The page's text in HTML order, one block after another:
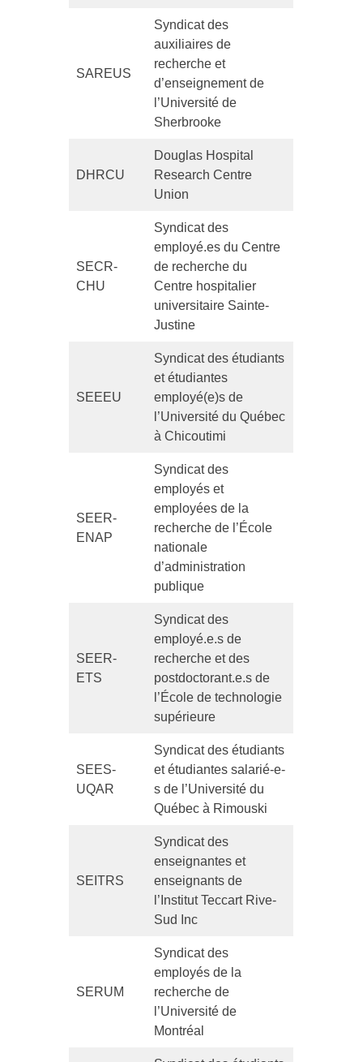
SAREUS
Syndicat des
auxiliaires de
recherche et
d’enseignement de
l’Université de
Sherbrooke
DHRCU
Douglas Hospital
Research Centre
Union
SECR-
CHU
Syndicat des
employé.es du Centre
de recherche du
Centre hospitalier
universitaire Sainte-
Justine
SEEEU
Syndicat des étudiants
et étudiantes
employé(e)s de
l’Université du Québec
à Chicoutimi
SEER-
ENAP
Syndicat des
employés et
employées de la
recherche de l’École
nationale
d’administration
publique
SEER-
ETS
Syndicat des
employé.e.s de
recherche et des
postdoctorant.e.s de
l’École de technologie
supérieure
SEES-
UQAR
Syndicat des étudiants
et étudiantes salarié-e-
s de l’Université du
Québec à Rimouski
SEITRS
Syndicat des
enseignantes et
enseignants de
l’Institut Teccart Rive-
Sud Inc
SERUM
Syndicat des
employés de la
recherche de
l’Université de
Montréal